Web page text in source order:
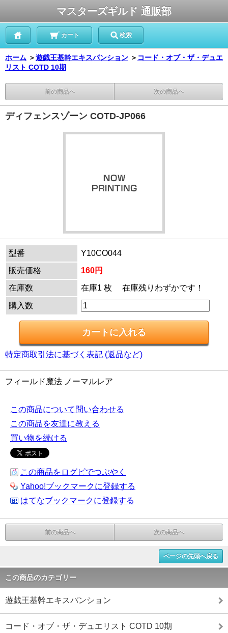
マスターズギルド 通販部
カート 検索
ホーム ＞遊戯王基幹エキスパンション ＞ コード・オブ・ザ・デュエ
リスト COTD 10期
前の商品へ 次の商品へ
ディフェンスゾーン COTD-JP066
型番
Y10CO044
販売価格
160円
在庫数
在庫1 枚 在庫残りわずかです！
購入数
特定商取引法に基づく表記 (返品など)
フィールド魔法 ノーマルレア
この商品について問い合わせる
この商品を友達に教える
買い物を続ける
この商品をログピでつぶやく
Yahoo!ブックマークに登録する
はてなブックマークに登録する
前の商品へ 次の商品へ
ページの先頭へ戻る
この商品のカテゴリー
遊戯王基幹エキスパンション
コード・オブ・ザ・デュエリスト COTD 10期